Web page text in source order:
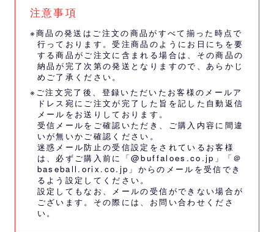
注意事項
※商品の発送はご注文の商品がすべて揃った時点で
行っております。受注商品のようにお日にちを要
する商品がご注文に含まれる場合は、その商品の
納品が完了次第の発送となりますので、あらかじ
めご了承ください。
※ご注文完了後、登録いただいたお客様のメールア
ドレス宛にご注文が完了した旨を記した自動返信
メールをお送りしております。
受信メールをご確認いただき、ご購入内容に間違
いが無いかご確認ください。
迷惑メール防止の受信設定をされているお客様
は、必ずご購入前に「@buffaloes.co.jp」「＠
baseball.orix.co.jp」からのメールを受信でき
るよう設定してください。
設定してもなお、メールの受信ができない場合が
ございます。その際には、 お問い合わせくださ
い。